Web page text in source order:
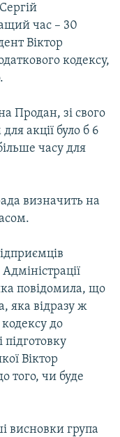
час – 30
Віктор
кодексу,
Продан, зі свого
акції було б 6
часу для
визначить на
повідомила, що
яка відразу ж
до
підготовку
Віктор
того, чи буде
висновки група